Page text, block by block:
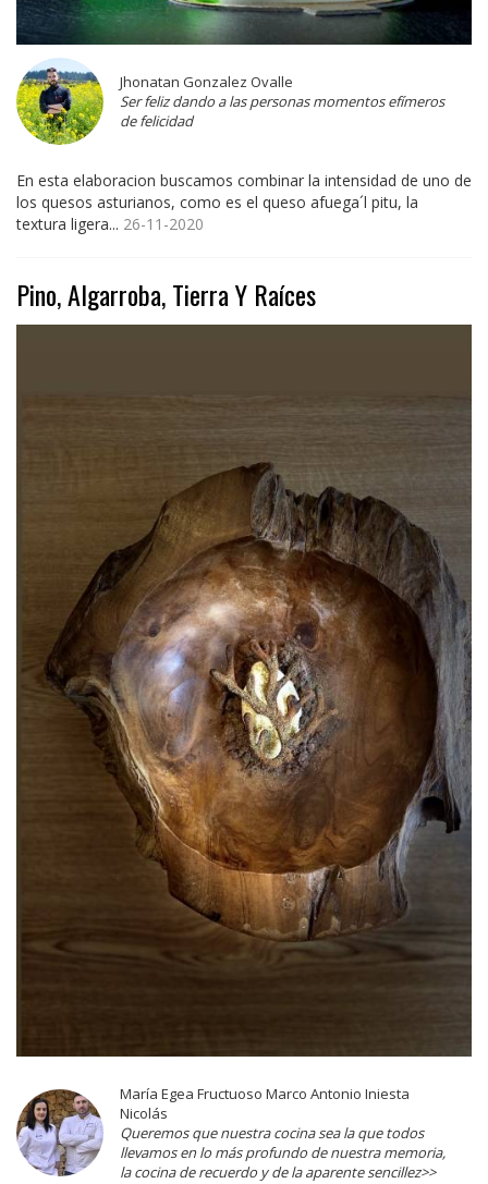
Jhonatan Gonzalez Ovalle
Ser feliz dando a las personas momentos efímeros
de felicidad
En esta elaboracion buscamos combinar la intensidad de uno de
los quesos asturianos, como es el queso afuega´l pitu, la
textura ligera... 26-11-2020
Pino, Algarroba, Tierra Y Raíces
María Egea Fructuoso Marco Antonio Iniesta
Nicolás
Queremos que nuestra cocina sea la que todos
llevamos en lo más profundo de nuestra memoria,
la cocina de recuerdo y de la aparente sencillez>>